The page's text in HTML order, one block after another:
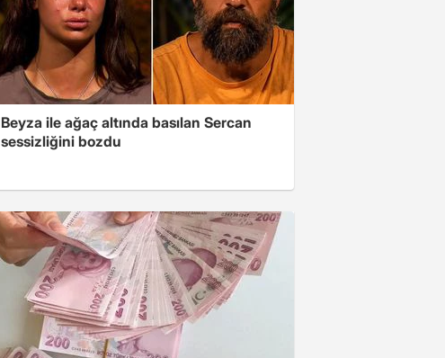
Beyza ile ağaç altında basılan Sercan
sessizliğini bozdu